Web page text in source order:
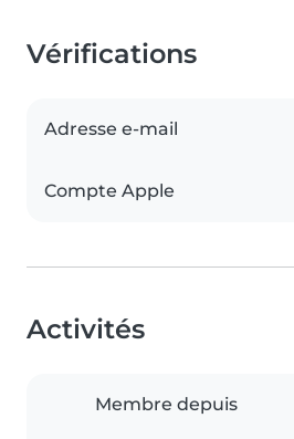
Vérifications
Adresse e-mail
Compte Apple
Activités
Membre depuis